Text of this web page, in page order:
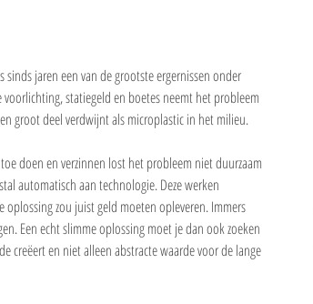
jaren een van de grootste ergernissen onder
statiegeld en boetes neemt het probleem
groot deel verdwijnt als microplastic in het milieu.
doen en verzinnen lost het probleem niet duurzaam
automatisch aan technologie. Deze werken
zou juist geld moeten opleveren. Immers
Een echt slimme oplossing moet je dan ook zoeken
creëert en niet alleen abstracte waarde voor de lange